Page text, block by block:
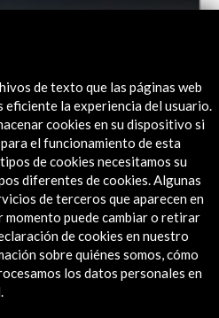
y la búsqueda del galeón
(eBook)
de texto que las páginas web
eficiente la experiencia del usuario.
cookies en su dispositivo si
el funcionamiento de esta
de cookies necesitamos su
diferentes de cookies. Algunas
de terceros que aparecen en
momento puede cambiar o retirar
de cookies en nuestro
sobre quiénes somos, cómo
los datos personales en